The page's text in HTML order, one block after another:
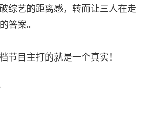
艺的距离感，转而让三人在走
答案。
目主打的就是一个真实！